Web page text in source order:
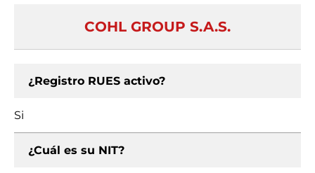
COHL GROUP S.A.S.
¿Registro RUES activo?
Si
¿Cuál es su NIT?